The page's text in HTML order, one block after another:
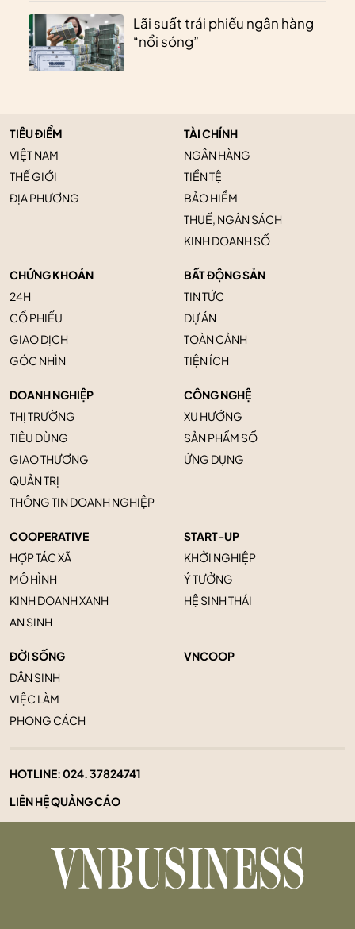
Lãi suất trái phiếu ngân hàng
“nổi sóng”
TIÊU ĐIỂM
VIỆT NAM
THẾ GIỚI
ĐỊA PHƯƠNG
TÀI CHÍNH
NGÂN HÀNG
TIỀN TỆ
BẢO HIỂM
THUẾ, NGÂN SÁCH
KINH DOANH SỐ
CHỨNG KHOÁN
24H
CỔ PHIẾU
GIAO DỊCH
GÓC NHÌN
BẤT ĐỘNG SẢN
TIN TỨC
DỰ ÁN
TOÀN CẢNH
TIỆN ÍCH
DOANH NGHIỆP
THỊ TRƯỜNG
TIÊU DÙNG
GIAO THƯƠNG
QUẢN TRỊ
THÔNG TIN DOANH NGHIỆP
CÔNG NGHỆ
XU HƯỚNG
SẢN PHẨM SỐ
ỨNG DỤNG
COOPERATIVE
HỢP TÁC XÃ
MÔ HÌNH
KINH DOANH XANH
AN SINH
START-UP
KHỞI NGHIỆP
Ý TƯỞNG
HỆ SINH THÁI
ĐỜI SỐNG
DÂN SINH
VIỆC LÀM
PHONG CÁCH
VNCOOP
HOTLINE:024. 37824741
LIÊN HỆ QUẢNG CÁO